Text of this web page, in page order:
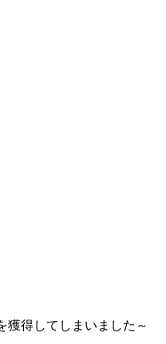
獲得してしまいました～